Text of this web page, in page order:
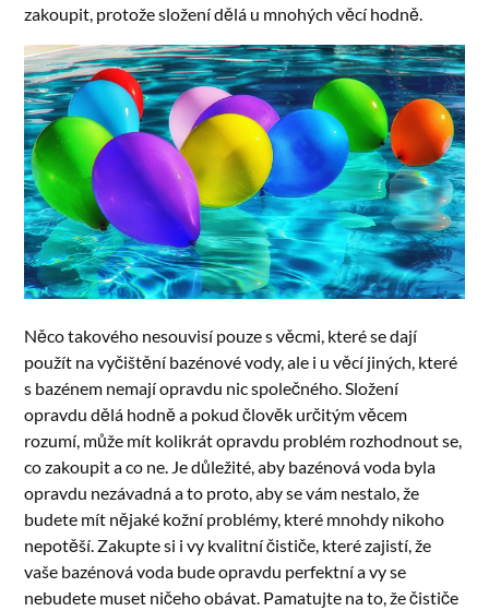
zakoupit, protože složení dělá u mnohých věcí hodně.
Něco takového nesouvisí pouze s věcmi, které se dají
použít na vyčištění bazénové vody, ale i u věcí jiných, které
s bazénem nemají opravdu nic společného. Složení
opravdu dělá hodně a pokud člověk určitým věcem
rozumí, může mít kolikrát opravdu problém rozhodnout se,
co zakoupit a co ne. Je důležité, aby bazénová voda byla
opravdu nezávadná a to proto, aby se vám nestalo, že
budete mít nějaké kožní problémy, které mnohdy nikoho
nepotěší. Zakupte si i vy kvalitní čističe, které zajistí, že
vaše bazénová voda bude opravdu perfektní a vy se
nebudete muset ničeho obávat. Pamatujte na to, že čističe